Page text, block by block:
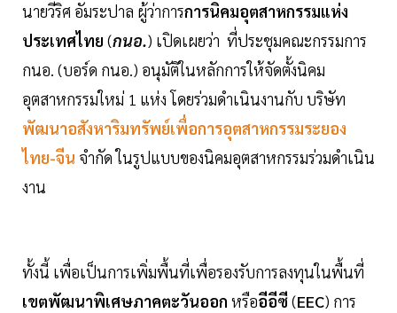
นายวีริศ อัมระปาล ผู้ว่าการการนิคมอุตสาหกรรมแห่ง
ประเทศไทย (กนอ.) เปิดเผยว่า ที่ประชุมคณะกรรมการ
กนอ. (บอร์ด กนอ.) อนุมัติในหลักการให้จัดตั้งนิคม
อุตสาหกรรมใหม่ 1 แห่ง โดยร่วมดำเนินงานกับ บริษัท
พัฒนาอสังหาริมทรัพย์เพื่อการอุตสาหกรรมระยอง
ไทย-จีน จำกัด ในรูปแบบของนิคมอุตสาหกรรมร่วมดำเนิน
งาน
ทั้งนี้ เพื่อเป็นการเพิ่มพื้นที่เพื่อรองรับการลงทุนในพื้นที่
เขตพัฒนาพิเศษภาคตะวันออก หรืออีอีซี(EEC) การ